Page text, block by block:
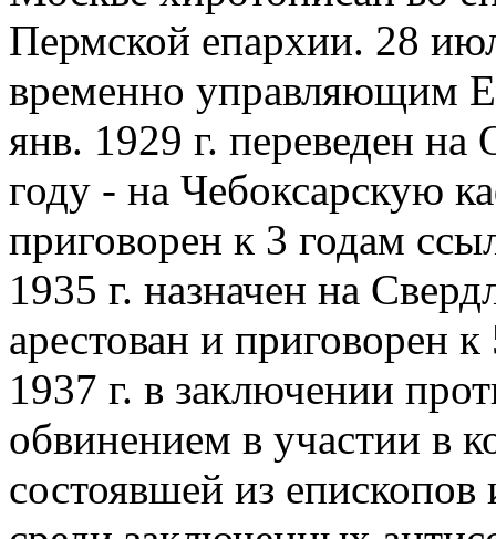
Пермской епархии. 28
временно управляющим
янв. 1929 г. переведен
году - на Чебоксарскую
приговорен к 3 годам
1935 г. назначен на
арестован и приговорен
1937 г. в заключении
обвинением в участии в
состоявшей из